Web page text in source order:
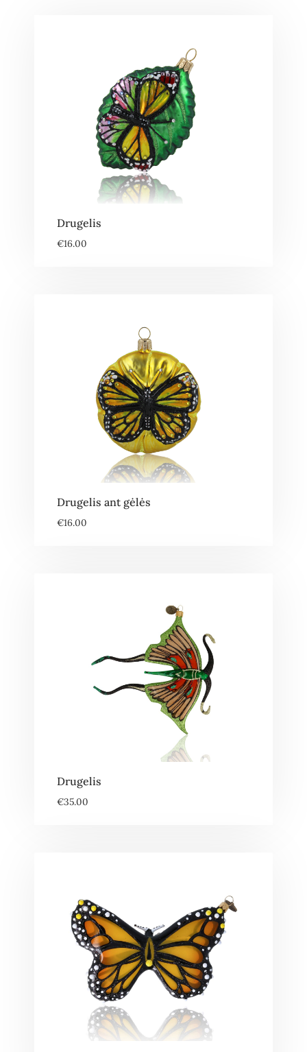
Drugelis
€16.00
Drugelis ant gėlės
€16.00
Drugelis
€35.00